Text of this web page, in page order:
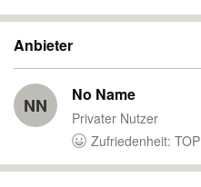
Anbieter
NN No Name
Privater Nutzer
Zufriedenheit: TOP